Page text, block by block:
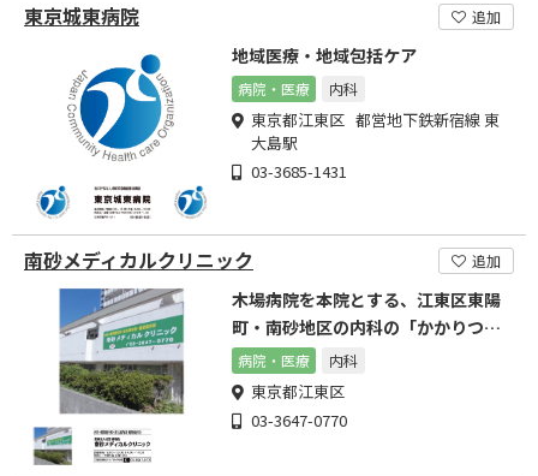
東京城東病院 追加
地域医療・地域包括ケア
病院・医療 内科
東京都江東区 都営地下鉄新宿線 東
大島駅
03-3685-1431
南砂メディカルクリニック 追加
木場病院を本院とする、江東区東陽
町・南砂地区の内科の「かかりつけ
医療機関」です
病院・医療 内科
東京都江東区
03-3647-0770